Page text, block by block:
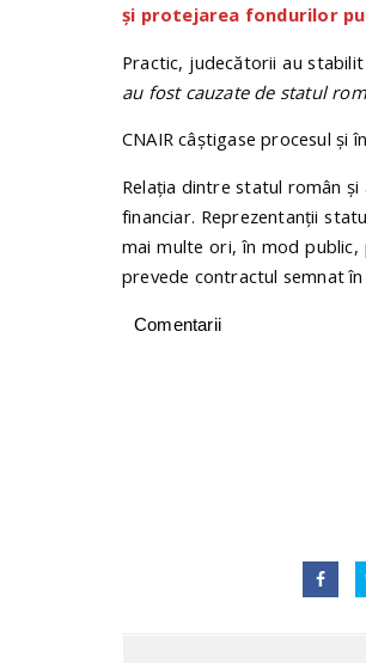
şi protejarea fondurilor
Practic, judecătorii au
au fost cauzate de statul
CNAIR câștigase procesul și
Relația dintre statul român
financiar. Reprezentanții
mai multe ori, în mod
prevede contractul semnat în
Comentarii